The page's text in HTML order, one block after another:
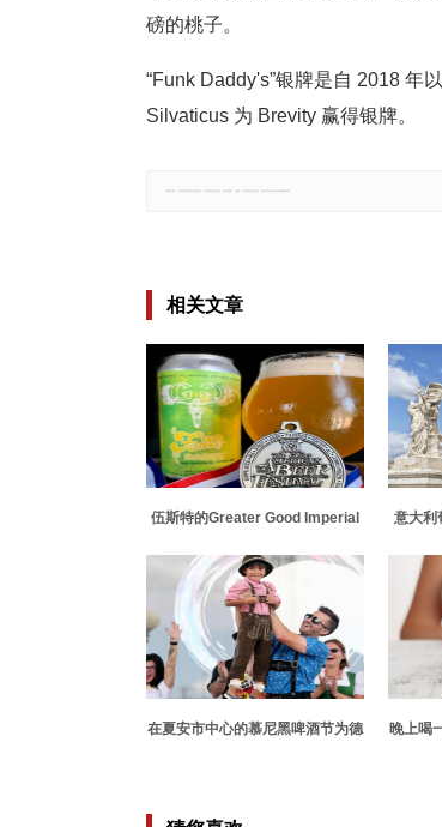
磅的桃子。
“Funk Daddy's”银牌是自 2018 年
Silvaticus 为 Brevity 赢得银牌。
相关文章
伍斯特的Greater Good Imperial
酒的比赛中获得银牌
意大利
在夏安市中心的慕尼黑啤酒节为德
晚上喝